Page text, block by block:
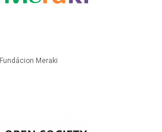
Fundácion Meraki